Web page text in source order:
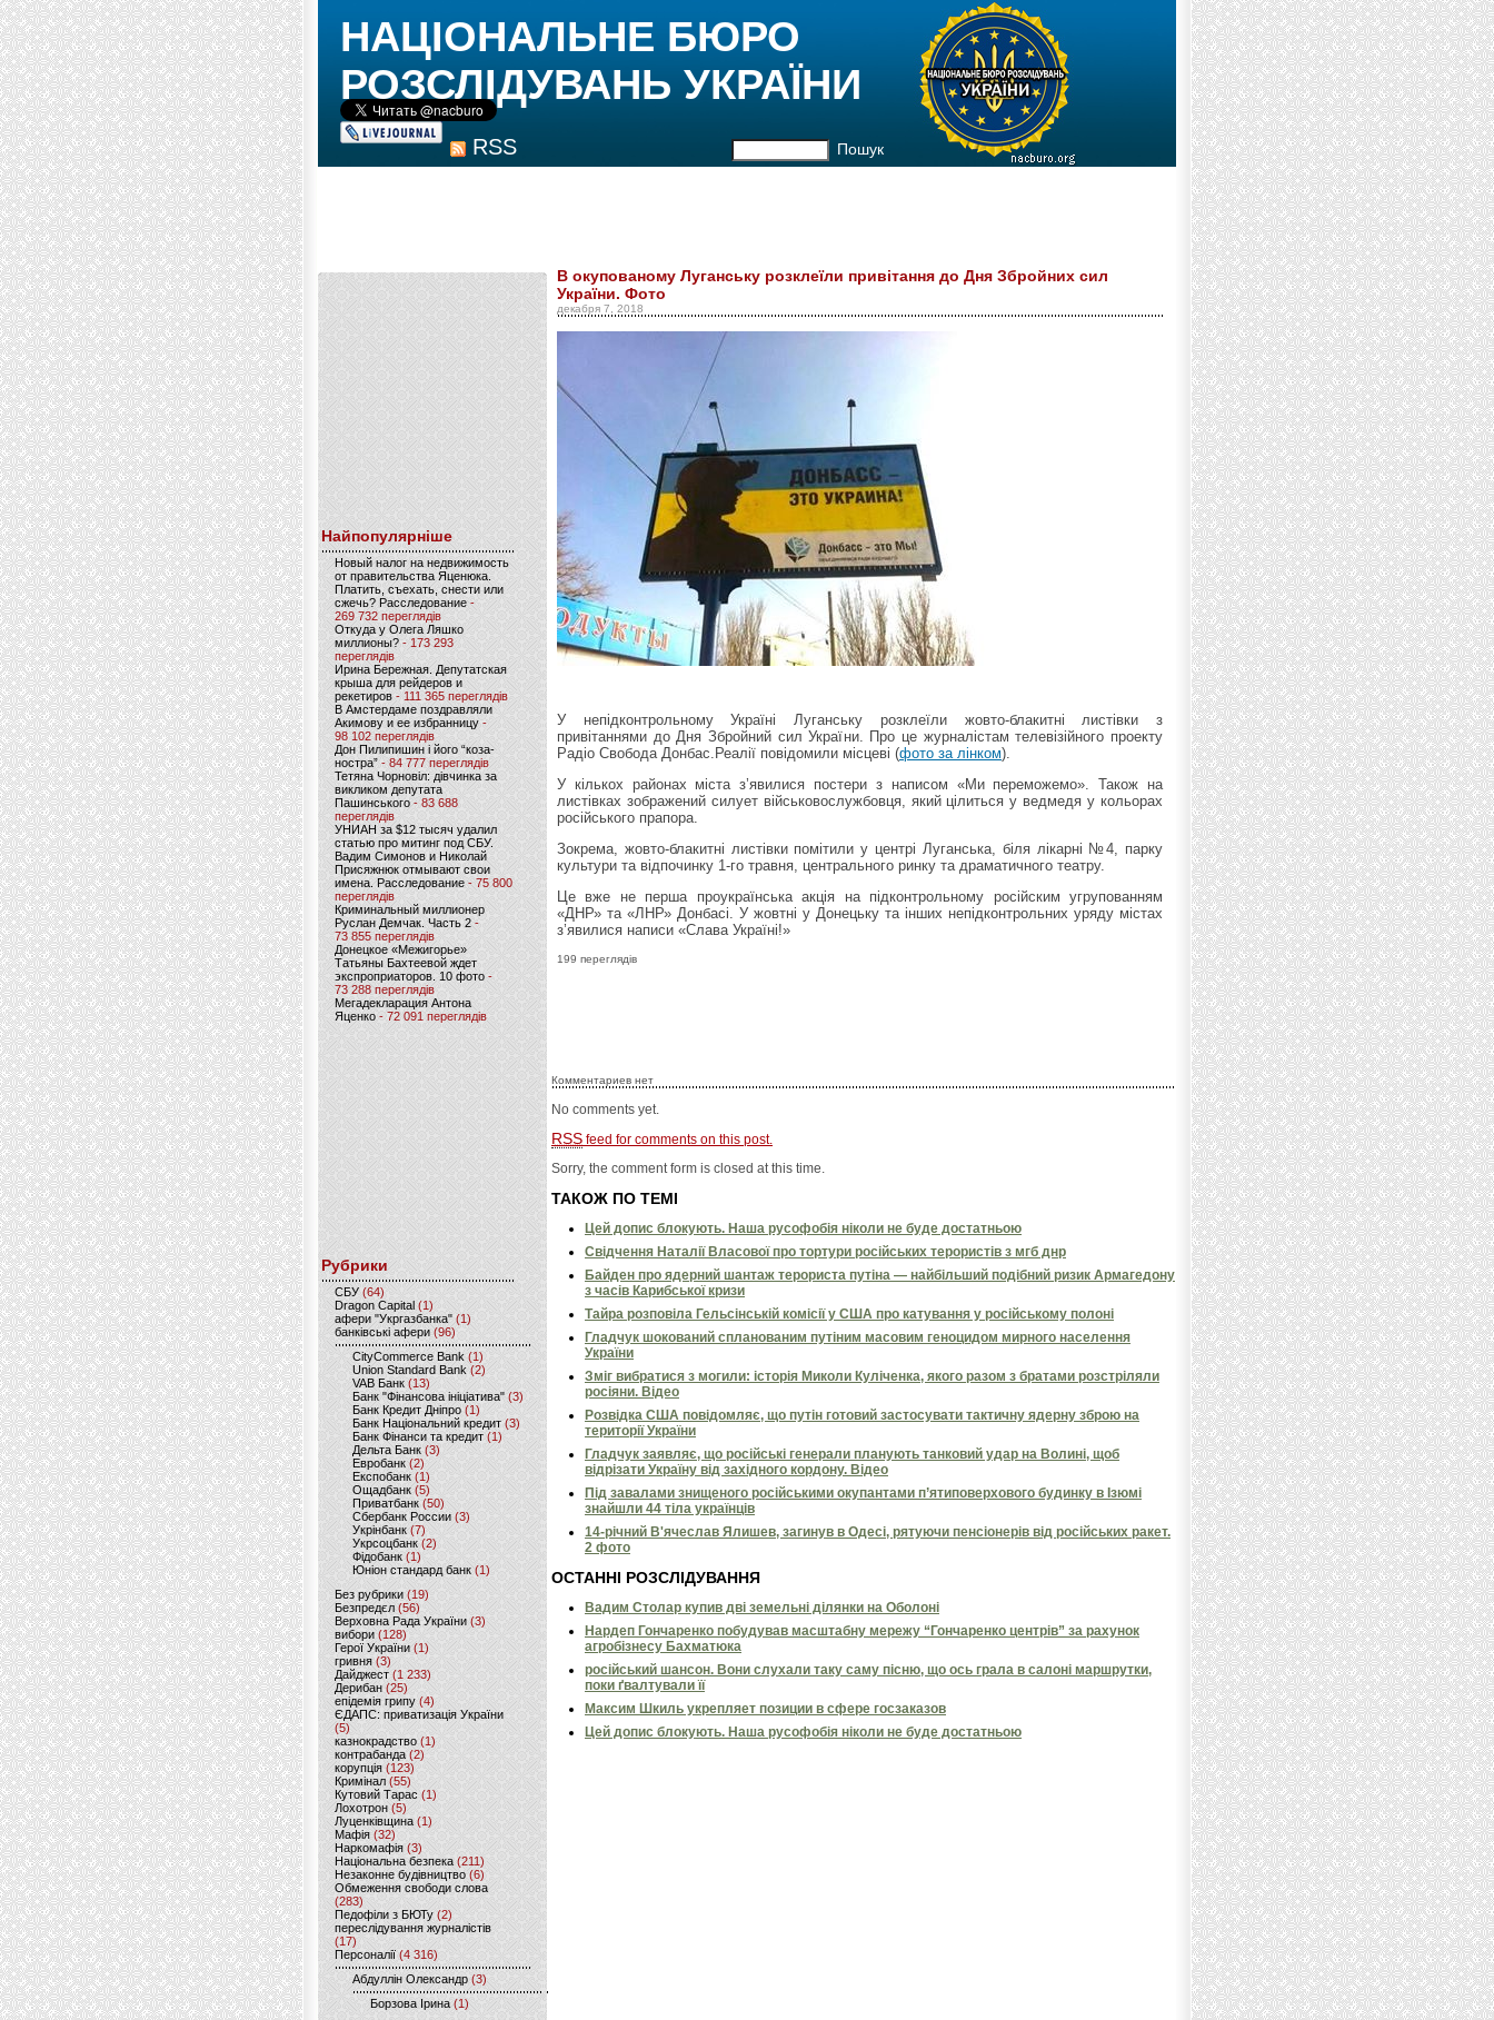
RSS Пошук
НАЦІОНАЛЬНЕ БЮРО
РОЗСЛІДУВАНЬ УКРАЇНИ
Найпопулярніше
Новый налог на недвижимость
от правительства Яценюка.
Платить, съехать, снести или
сжечь? Расследование-
269 732 переглядів
Откуда у Олега Ляшко
миллионы? - 173 293
переглядів
Ирина Бережная. Депутатская
крыша для рейдеров и
рекетиров - 111 365 переглядів
В Амстердаме поздравляли
Акимову и ее избранницу -
98 102 переглядів
Дон Пилипишин і його “коза-
ностра” - 84 777 переглядів
Тетяна Чорновіл: дівчинка за
викликом депутата
Пашинського- 83 688
переглядів
УНИАН за $12 тысяч удалил
статью про митинг под СБУ.
Вадим Симонов и Николай
Присяжнюк отмывают свои
имена. Расследование - 75 800
переглядів
Криминальный миллионер
Руслан Демчак. Часть 2-
73 855 переглядів
Донецкое «Межигорье»
Татьяны Бахтеевой ждет
экспроприаторов. 10 фото -
73 288 переглядів
Мегадекларация Антона
Яценко - 72 091 переглядів
Рубрики
CБУ (64)
Dragon Capital (1)
афери "Укргазбанка" (1)
банківські афери (96)
CityCommerce Bank (1)
Union Standard Bank (2)
VAB Банк (13)
Банк "Фінансова ініціатива" (3)
Банк Кредит Дніпро (1)
Банк Національний кредит (3)
Банк Фінанси та кредит (1)
Дельта Банк (3)
Евробанк(2)
Експобанк (1)
Ощадбанк(5)
Приватбанк (50)
Сбербанк России (3)
Укрінбанк(7)
Укрсоцбанк (2)
Фідобанк (1)
Юніон стандард банк(1)
Без рубрики (19)
Безпредєл(56)
Верховна Рада України (3)
вибори(128)
Герої України(1)
гривня (3)
Дайджест (1 233)
Дерибан (25)
епідемія грипу (4)
ЄДАПС: приватизація України
(5)
казнокрадство (1)
контрабанда (2)
корупція (123)
Кримінал (55)
Кутовий Тарас (1)
Лохотрон(5)
Луценківщина (1)
Мафія (32)
Наркомафія (3)
Національна безпека (211)
Незаконне будівництво(6)
Обмеження свободи слова
(283)
Педофіли з БЮТу (2)
переслідування журналістів
(17)
Персоналії (4 316)
Абдуллін Олександр (3)
Борзова Ірина(1)
В окупованому Луганську розклеїли привітання до Дня Збройних сил
України. Фото
декабря 7, 2018
У непідконтрольному Україні Луганську розклеїли жовто-блакитні листівки з
привітаннями до Дня Збройний сил України. Про це журналістам телевізійного проекту
Радіо Свобода Донбас.Реалії повідомили місцеві (фото за лінком).
У кількох районах міста з’явилися постери з написом «Ми переможемо». Також на
листівках зображений силует військовослужбовця, який цілиться у ведмедя у кольорах
російського прапора.
Зокрема, жовто-блакитні листівки помітили у центрі Луганська, біля лікарні №4, парку
культури та відпочинку 1-го травня, центрального ринку та драматичного театру.
​Це вже не перша проукраїнська акція на підконтрольному російским угрупованням
«ДНР» та «ЛНР» Донбасі. У жовтні у Донецьку та інших непідконтрольних уряду містах
з’явилися написи «Слава Україні!»
199 переглядів
Комментариев нет
No comments yet.
RSS feed for comments on this post.
Sorry, the comment form is closed at this time.
ТАКОЖ ПО ТЕМІ
Цей допис блокують. Наша русофобія ніколи не буде достатньою
Свідчення Наталії Власової про тортури російських терористів з мгб днр
Байден про ядерний шантаж терориста путіна — найбільший подібний ризик Армагедону
з часів Карибської кризи
Тайра розповіла Гельсінській комісії у США про катування у російському полоні
Гладчук шокований спланованим путіним масовим геноцидом мирного населення
України
Зміг вибратися з могили: історія Миколи Куліченка, якого разом з братами розстріляли
росіяни. Відео
Розвідка США повідомляє, що путін готовий застосувати тактичну ядерну зброю на
території України
Гладчук заявляє, що російські генерали планують танковий удар на Волині, щоб
відрізати Україну від західного кордону. Відео
Під завалами знищеного російськими окупантами п’ятиповерхового будинку в Ізюмі
знайшли 44 тіла українців
14-річний В'ячеслав Ялишев, загинув в Одесі, рятуючи пенсіонерів від російських ракет.
2 фото
ОСТАННІ РОЗСЛІДУВАННЯ
Вадим Столар купив дві земельні ділянки на Оболоні
Нардеп Гончаренко побудував масштабну мережу “Гончаренко центрів” за рахунок
агробізнесу Бахматюка
російський шансон. Вони слухали таку саму пісню, що ось грала в салоні маршрутки,
поки ґвалтували її
Максим Шкиль укрепляет позиции в сфере госзаказов
Цей допис блокують. Наша русофобія ніколи не буде достатньою